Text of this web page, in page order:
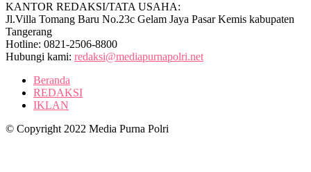
KANTOR REDAKSI/TATA USAHA:
Jl.Villa Tomang Baru No.23c Gelam Jaya Pasar Kemis kabupaten
Tangerang
Hotline: 0821-2506-8800
Hubungi kami: redaksi@mediapurnapolri.net
Beranda
REDAKSI
IKLAN
© Copyright 2022 Media Purna Polri